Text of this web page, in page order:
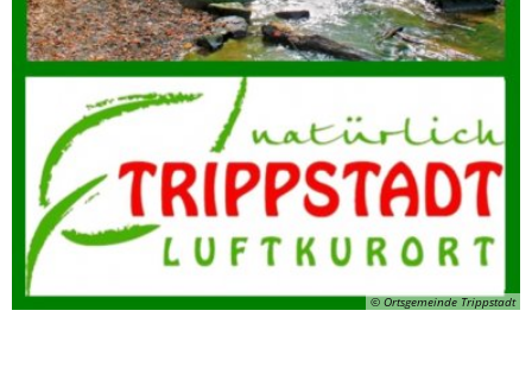
© Ortsgemeinde Trippstadt